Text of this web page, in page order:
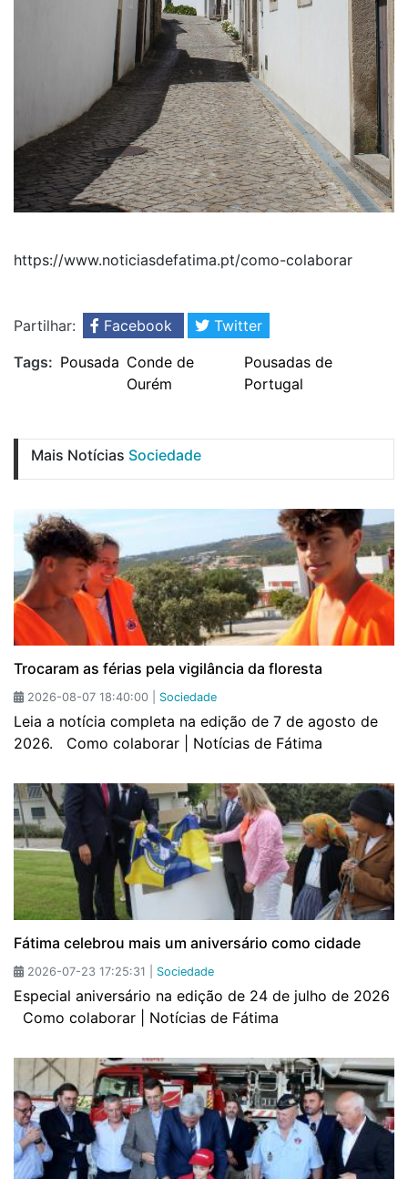
https://www.noticiasdefatima.pt/como-colaborar
Partilhar: Facebook
Twitter
Tags: Pousada Conde de
Ourém
Pousadas de
Portugal
Mais Notícias Sociedade
Trocaram as férias pela vigilância da floresta
2026-08-07 18:40:00 | Sociedade
Leia a notícia completa na edição de 7 de agosto de
2026. Como colaborar | Notícias de Fátima
Fátima celebrou mais um aniversário como cidade
2026-07-23 17:25:31 | Sociedade
Especial aniversário na edição de 24 de julho de 2026
Como colaborar | Notícias de Fátima